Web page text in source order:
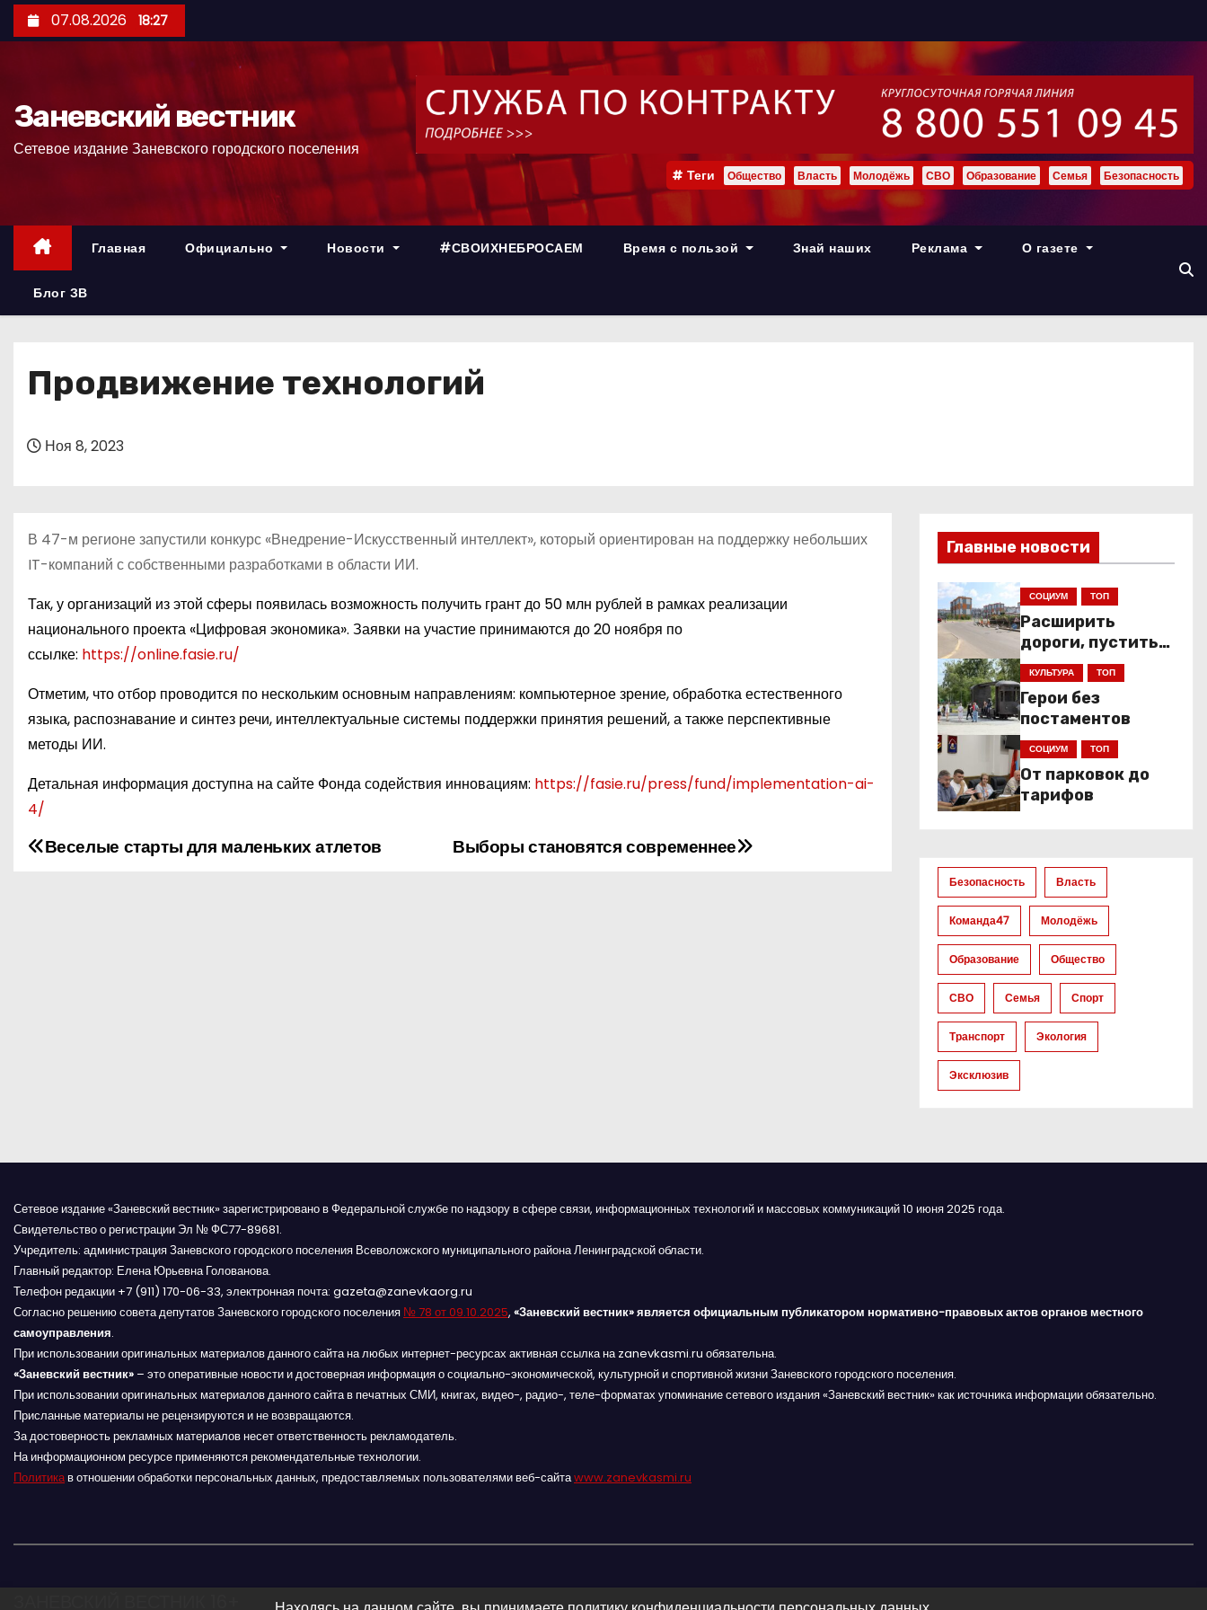
е
р
07.08.2026 18:27
Заневский вестник
Сетевое издание Заневского городского поселения
Теги Общество Власть Молодёжь СВО Образование Семья Безопасность
Главная Официально Новости #СВОИХНЕБРОСАЕМ Время с пользой Знай наших Реклама О газете
Блог ЗВ
Продвижение технологий
Ноя 8, 2023
В 47-м регионе запустили конкурс «Внедрение-Искусственный интеллект», который ориентирован на поддержку небольших
IT-компаний с собственными разработками в области ИИ.
Так, у организаций из этой сферы появилась возможность получить грант до 50 млн рублей в рамках реализации
национального проекта «Цифровая экономика». Заявки на участие принимаются до 20 ноября по
ссылке: https://online.fasie.ru/
Отметим, что отбор проводится по нескольким основным направлениям: компьютерное зрение, обработка естественного
языка, распознавание и синтез речи, интеллектуальные системы поддержки принятия решений, а также перспективные
методы ИИ.
Детальная информация доступна на сайте Фонда содействия инновациям: https://fasie.ru/press/fund/implementation-ai-
4/
Н
я
о
з
а
п
и
с
я
Выборы становятся современнее
Веселые старты для маленьких атлетов
Главные новости
СОЦИУМ ТОП
Расширить
дороги, пустить
низкопольники
КУЛЬТУРА ТОП
Герои без
постаментов
СОЦИУМ ТОП
От парковок до
тарифов
Безопасность Власть
Команда47 Молодёжь
Образование Общество
СВО Семья Спорт
Транспорт Экология
Эксклюзив
Сетевое издание «Заневский вестник» зарегистрировано в Федеральной службе по надзору в сфере связи, информационных технологий и массовых коммуникаций 10 июня 2025 года.
Свидетельство о регистрации Эл № ФС77-89681.
Учредитель: администрация Заневского городского поселения Всеволожского муниципального района Ленинградской области.
Главный редактор: Елена Юрьевна Голованова.
Телефон редакции +7 (911) 170-06-33, электронная почта: gazeta@zanevkaorg.ru
Согласно решению совета депутатов Заневского городского поселения № 78 от 09.10.2025, «Заневский вестник» является официальным публикатором нормативно-правовых актов органов местного
самоуправления.
При использовании оригинальных материалов данного сайта на любых интернет-ресурсах активная ссылка на zanevkasmi.ru обязательна.
«Заневский вестник» – это оперативные новости и достоверная информация о социально-экономической, культурной и спортивной жизни Заневского городского поселения.
При использовании оригинальных материалов данного сайта в печатных СМИ, книгах, видео-, радио-, теле-форматах упоминание сетевого издания «Заневский вестник» как источника информации обязательно.
Присланные материалы не рецензируются и не возвращаются.
За достоверность рекламных материалов несет ответственность рекламодатель.
На информационном ресурсе применяются рекомендательные технологии.
Политикав отношении обработки персональных данных, предоставляемых пользователями веб-сайтаwww.zanevkasmi.ru